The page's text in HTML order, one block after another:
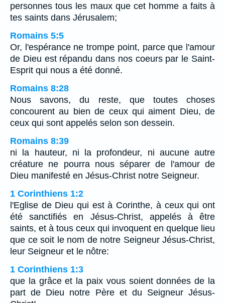
personnes tous les maux que cet homme a faits à
tes saints dans Jérusalem;
Romains 5:5
Or, l'espérance ne trompe point, parce que l'amour
de Dieu est répandu dans nos coeurs par le Saint-
Esprit qui nous a été donné.
Romains 8:28
Nous savons, du reste, que toutes choses
concourent au bien de ceux qui aiment Dieu, de
ceux qui sont appelés selon son dessein.
Romains 8:39
ni la hauteur, ni la profondeur, ni aucune autre
créature ne pourra nous séparer de l'amour de
Dieu manifesté en Jésus-Christ notre Seigneur.
1 Corinthiens 1:2
l'Eglise de Dieu qui est à Corinthe, à ceux qui ont
été sanctifiés en Jésus-Christ, appelés à être
saints, et à tous ceux qui invoquent en quelque lieu
que ce soit le nom de notre Seigneur Jésus-Christ,
leur Seigneur et le nôtre:
1 Corinthiens 1:3
que la grâce et la paix vous soient données de la
part de Dieu notre Père et du Seigneur Jésus-